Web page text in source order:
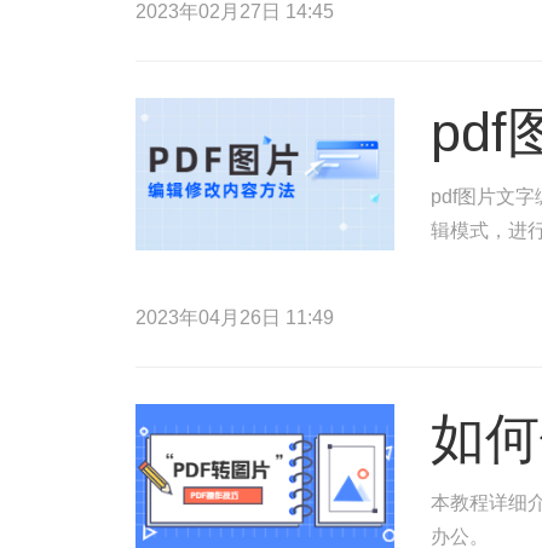
2023年02月27日 14:45
pdf
pdf图片文字
辑模式，进
2023年04月26日 11:49
如
本教程详细
办公。